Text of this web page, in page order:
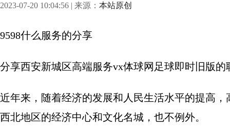
2023-07-20 10:04:56 | 来源： 本站原创
9598什么服务的分享
分享西安新城区高端服务vx体球网足球即时旧版的
近年来，随着经济的发展和人民生活水平的提高
西北地区的经济中心和文化名城，也不例外。